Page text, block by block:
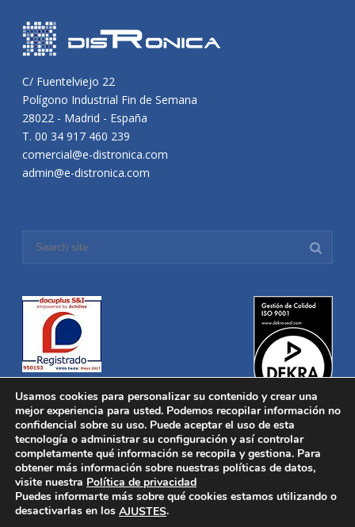
C/ Fuentelviejo 22
Polígono Industrial Fin de Semana
28022 - Madrid - España
T. 00 34 917 460 239
comercial@e-distronica.com
admin@e-distronica.com
Distronica © 2016 Todos los derechos reservados.Aviso legal
Política de privacidad|Política de Cookies
Desarrollado porNucleosoft
Inicio
Quiénes Somos
Usamos cookies para personalizar su contenido y crear una
mejor experiencia para usted. Podemos recopilar información no
confidencial sobre su uso. Puede aceptar el uso de esta
tecnología o administrar su configuración y así controlar
completamente qué información se recopila y gestiona. Para
obtener más información sobre nuestras políticas de datos,
visite nuestra Política de privacidad
Puedes informarte más sobre qué cookies estamos utilizando o
desactivarlas en los AJUSTES.